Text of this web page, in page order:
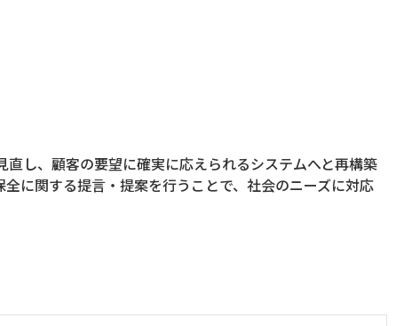
し、顧客の要望に確実に応えられるシステムへと再構築
に関する提言・提案を行うことで、社会のニーズに対応